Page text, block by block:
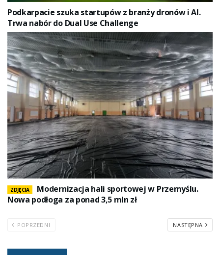
Podkarpacie szuka startupów z branży dronów i AI.
Trwa nabór do Dual Use Challenge
ZDJĘCIA
Modernizacja hali sportowej w Przemyślu.
Nowa podłoga za ponad 3,5 mln zł
POPRZEDNI NASTĘPNA